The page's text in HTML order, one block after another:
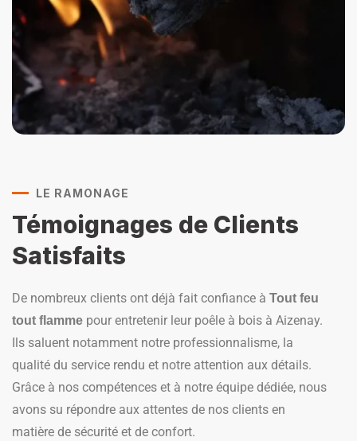
LE RAMONAGE
Témoignages de Clients
Satisfaits
De nombreux clients ont déjà fait confiance à Tout feu
tout flamme pour entretenir leur poêle à bois à Aizenay.
Ils saluent notamment notre professionnalisme, la
qualité du service rendu et notre attention aux détails.
Grâce à nos compétences et à notre équipe dédiée, nous
avons su répondre aux attentes de nos clients en
matière de sécurité et de confort.